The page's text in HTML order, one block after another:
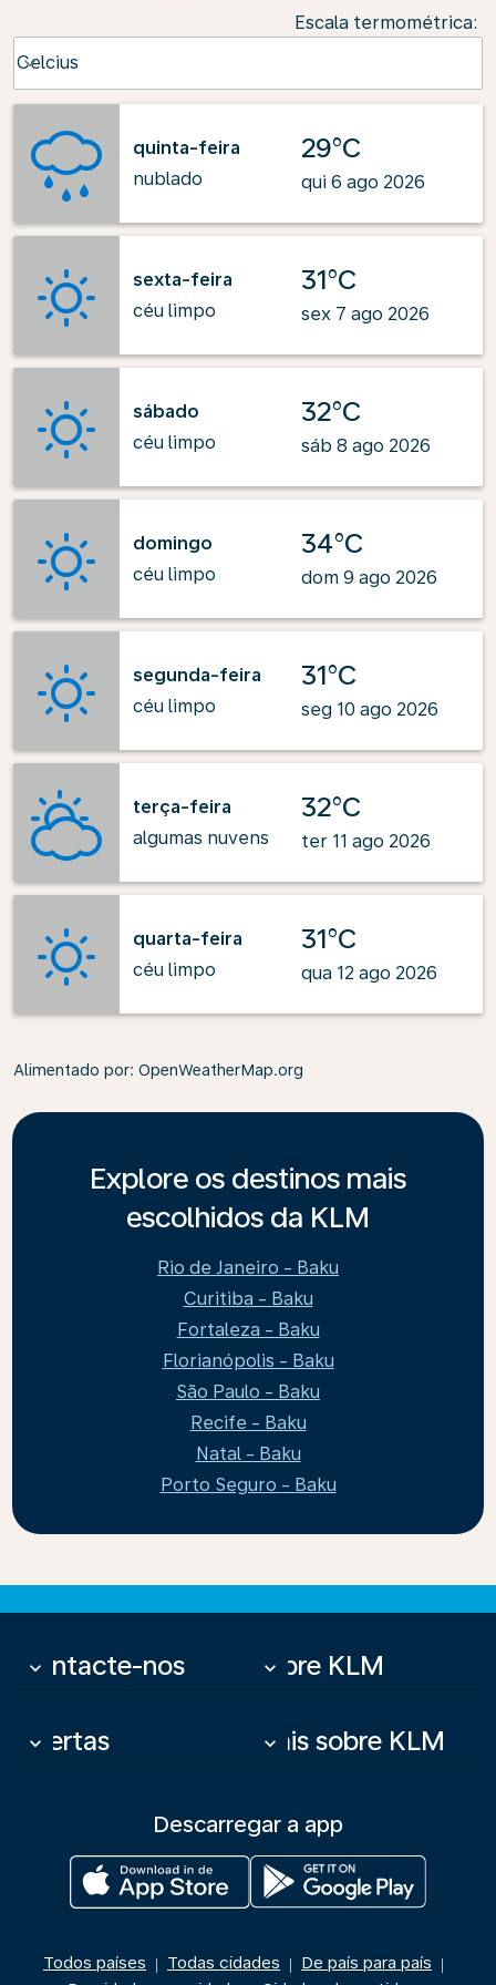
Escala termométrica:
Celcius
keyboard_arrow_down
quinta-feira
nublado
29°C
qui 6 ago 2026
sexta-feira
céu limpo
31°C
sex 7 ago 2026
sábado
céu limpo
32°C
sáb 8 ago 2026
domingo
céu limpo
34°C
dom 9 ago 2026
segunda-feira
céu limpo
31°C
seg 10 ago 2026
terça-feira
algumas nuvens
32°C
ter 11 ago 2026
quarta-feira
céu limpo
31°C
qua 12 ago 2026
Alimentado por: OpenWeatherMap.org
Explore os destinos mais
escolhidos da KLM
Rio de Janeiro - Baku
Curitiba - Baku
Fortaleza - Baku
Florianópolis - Baku
São Paulo - Baku
Recife - Baku
Natal - Baku
Porto Seguro - Baku
Contacte-nos
keyboard_arrow_down Sobre KLM
keyboard_arrow_down
Ofertas
keyboard_arrow_down Mais sobre KLM
keyboard_arrow_down
Descarregar a app
Todos países | Todas cidades | De país para país |